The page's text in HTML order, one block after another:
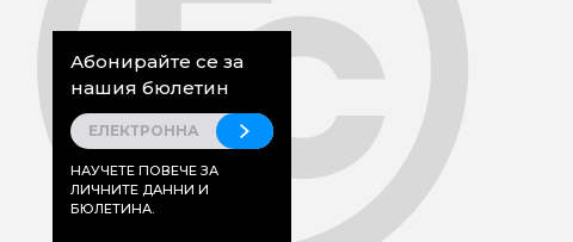
Абонирайте се за
нашия бюлетин
НАУЧЕТЕ ПОВЕЧЕ ЗА
ЛИЧНИТЕ ДАННИ И
БЮЛЕТИНА.